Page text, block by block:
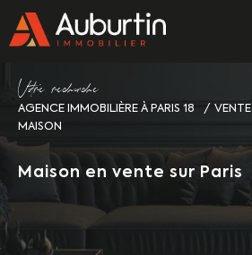
Vore recece
AGENCE IMMOBILIÈRE À PARIS 18 VENTE
MAISON
Maison en vente sur Paris